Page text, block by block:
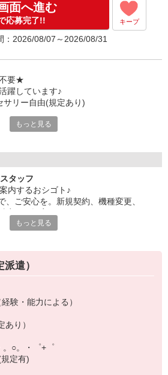
と,
給(規定有)
・。○。・゜+゜
面へ進む
応募完了!! キープ
：2026/08/07～2026/08/31
要★
躍しています♪
リー自由(規定あり)
ォローしあったりする
係がある店舗ばかり！
プしましょう♪
】
、コールセンター、受付
分け・加工・組立・検査
・ネイリスト・エステ
・個別指導塾・人材紹介
ニング・官公庁案件
もっと見る
タッフ
内するおシゴト♪
、ご安心を。新規契約、機種変更、
業務
ー)・KDDI/softbank(ソフトバンク)など
楽天モバイル、UQなど格安スマホまで幅
もっと見る
遣）
験・能力による）
り）
。○。・゜+゜
定有)